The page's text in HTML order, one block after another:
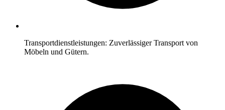
Transportdienstleistungen: Zuverlässiger Transport von
Möbeln und Gütern.